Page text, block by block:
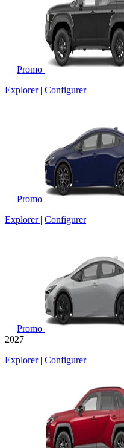
Promo
Explorer | Configurer
Promo
Explorer | Configurer
Promo
2027
Explorer | Configurer